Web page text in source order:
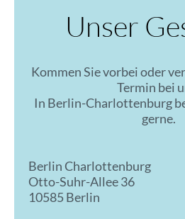
Unser
Kommen Sie vorbei oder
Termin bei
In Berlin-Charlottenburg
gerne.
Berlin Charlottenburg
Otto-Suhr-Allee 36
10585 Berlin